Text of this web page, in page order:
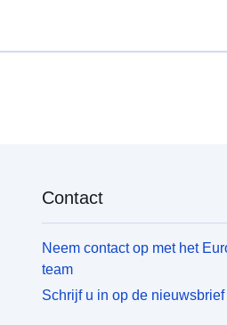
Contact
Neem contact op met het
team
Schrijf u in op de nieuwsbrief